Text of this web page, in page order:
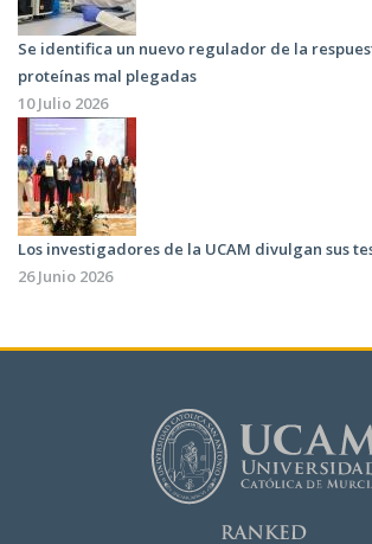
Se identifica un nuevo regulador de la
proteínas mal plegadas
10 Julio 2026
Los investigadores de la UCAM divulgan sus
26 Junio 2026